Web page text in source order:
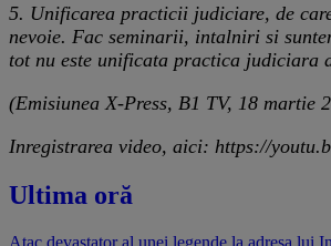
5. Unificarea practicii judiciare, de
nevoie. Fac seminarii, intalniri si
tot nu este unificata practica judiciara
(Emisiunea X-Press, B1 TV, 18 martie
Inregistrarea video, aici: https://
Ultima oră
Atac devastator al unei legende la adresa lui